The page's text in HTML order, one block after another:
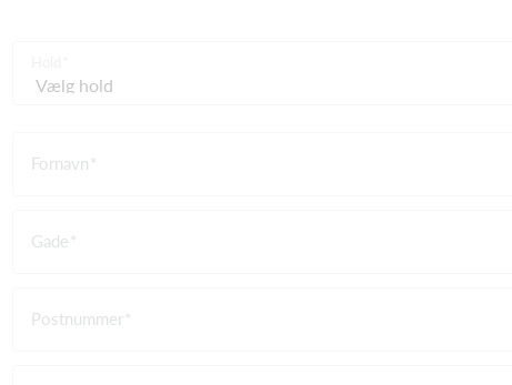
Fornavn
Gade
Postnummer